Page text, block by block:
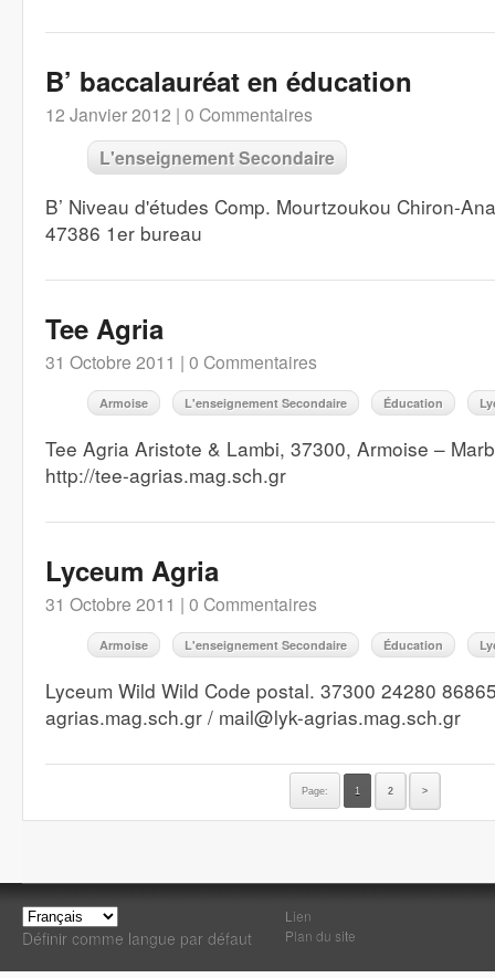
B’ baccalauréat en éducation
12 Janvier 2012 | 0 Commentaires
L'enseignement Secondaire
B’ Niveau d'études Comp. Mourtzoukou Chiron-
47386 1er bureau
Tee Agria
31 Octobre 2011 | 0 Commentaires
Armoise L'enseignement Secondaire Éducation
Tee Agria Aristote & Lambi, 37300, Armoise –
http://tee-agrias.mag.sch.gr
Lyceum Agria
31 Octobre 2011 | 0 Commentaires
Armoise L'enseignement Secondaire Éducation
Lyceum Wild Wild Code postal. 37300 24280
agrias.mag.sch.gr / mail@lyk-agrias.mag.sch.gr
Page: 1 2 >
Définir comme langue par défaut
Lien
Plan du site